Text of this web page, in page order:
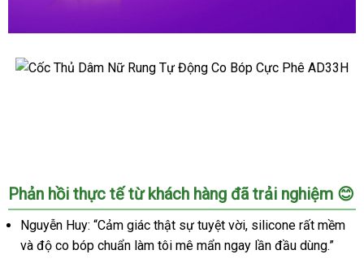
Cốc
Thủ
Co
Bóp
Cực
Phê
AD33H
Tự
Động
Co
Bóp
Phản hồi thực tế từ khách hàng đã trải nghiệm 😊
Nguyễn Huy: “Cảm giác thật sự tuyệt vời, silicone rất mềm
và độ co bóp chuẩn làm tôi mê mẩn ngay lần đầu dùng.”